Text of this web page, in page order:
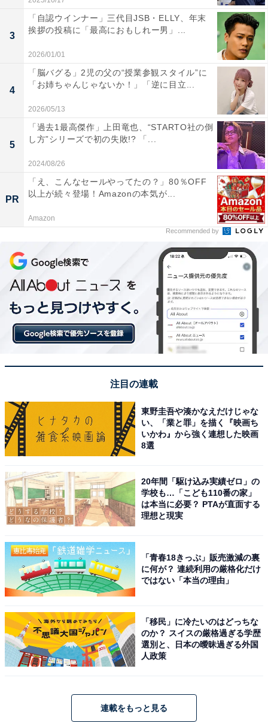
3
「自認ウインナー」三代目JSB・ELLY、年末
挨拶の投稿に「最高におもしれー男」...
2026/01/01
4
「脳バグる」2児の父の“授業参観スタイル”に
「お姉ちゃんじゃないか！」「逆に目立...
2026/05/13
5
「過去1最高傑作」上田竜也、“STARTO社の倒
し方”シリーズで初の失敗!? 「...
2024/08/26
PR
「え、こんなセールやってたの？」80％OFF
以上が続々登場！Amazonの本気が...
Amazon
Recommended by
注目の連載
東野圭吾や湊かなえだけじゃな
い、「業と罪」を描く『映画ち
いかわ』から強く連想した映画
8選
20年間「駆け込み実績ゼロ」の
学校も…「こども110番の家」
は本当に必要？ PTAが直面する
理想と現実
「青春18きっぷ」販売激減の裏
に何が？ 連続利用の厳格化だけ
ではない「本当の理由」
「移民」に冷たいのはどっちな
のか？ スイスの厳格過ぎる学歴
選別と、日本の曖昧過ぎる外国
人政策
連載をもっと見る